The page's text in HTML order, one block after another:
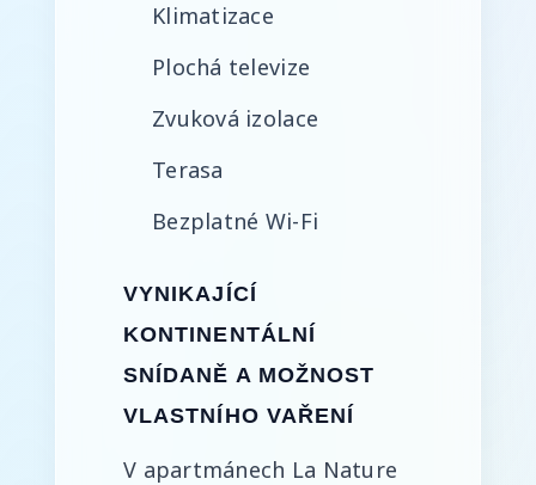
Klimatizace
Plochá televize
Zvuková izolace
Terasa
Bezplatné Wi-Fi
VYNIKAJÍCÍ
KONTINENTÁLNÍ
SNÍDANĚ A MOŽNOST
VLASTNÍHO VAŘENÍ
V apartmánech La Nature